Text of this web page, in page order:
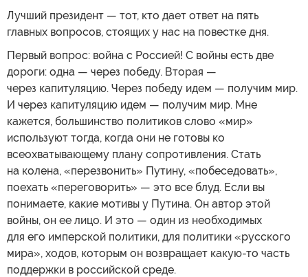
Лучший президент — тот, кто дает ответ на пять
главных вопросов, стоящих у нас на повестке дня.
Первый вопрос: война с Россией! С войны есть две
дороги: одна — через победу. Вторая —
через капитуляцию. Через победу идем — получим мир.
И через капитуляцию идем — получим мир. Мне
кажется, большинство политиков слово «мир»
используют тогда, когда они не готовы ко
всеохватывающему плану сопротивления. Стать
на колена, «перезвонить» Путину, «побеседовать»,
поехать «переговорить» — это все блуд. Если вы
понимаете, какие мотивы у Путина. Он автор этой
войны, он ее лицо. И это — один из необходимых
для его имперской политики, для политики «русского
мира», ходов, которым он возвращает какую-то часть
поддержки в российской среде.